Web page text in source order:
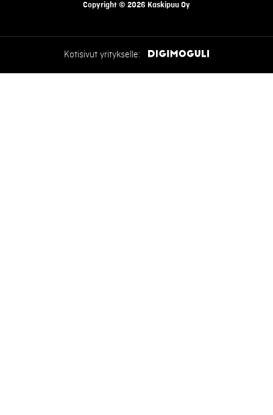
Copyright © 2026 Kaskipuu Oy
Kotisivut yritykselle: